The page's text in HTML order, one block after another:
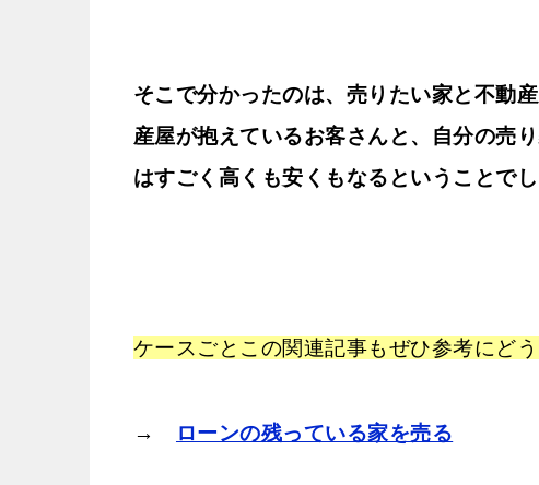
そこで分かったのは、売りたい家と不動
産屋が抱えているお客さんと、自分の売
はすごく高くも安くもなるということでし
ケースごとこの関連記事もぜひ参考にど
→ ローンの残っている家を売る